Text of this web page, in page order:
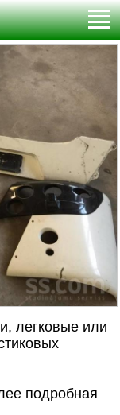
легковые или
подробная